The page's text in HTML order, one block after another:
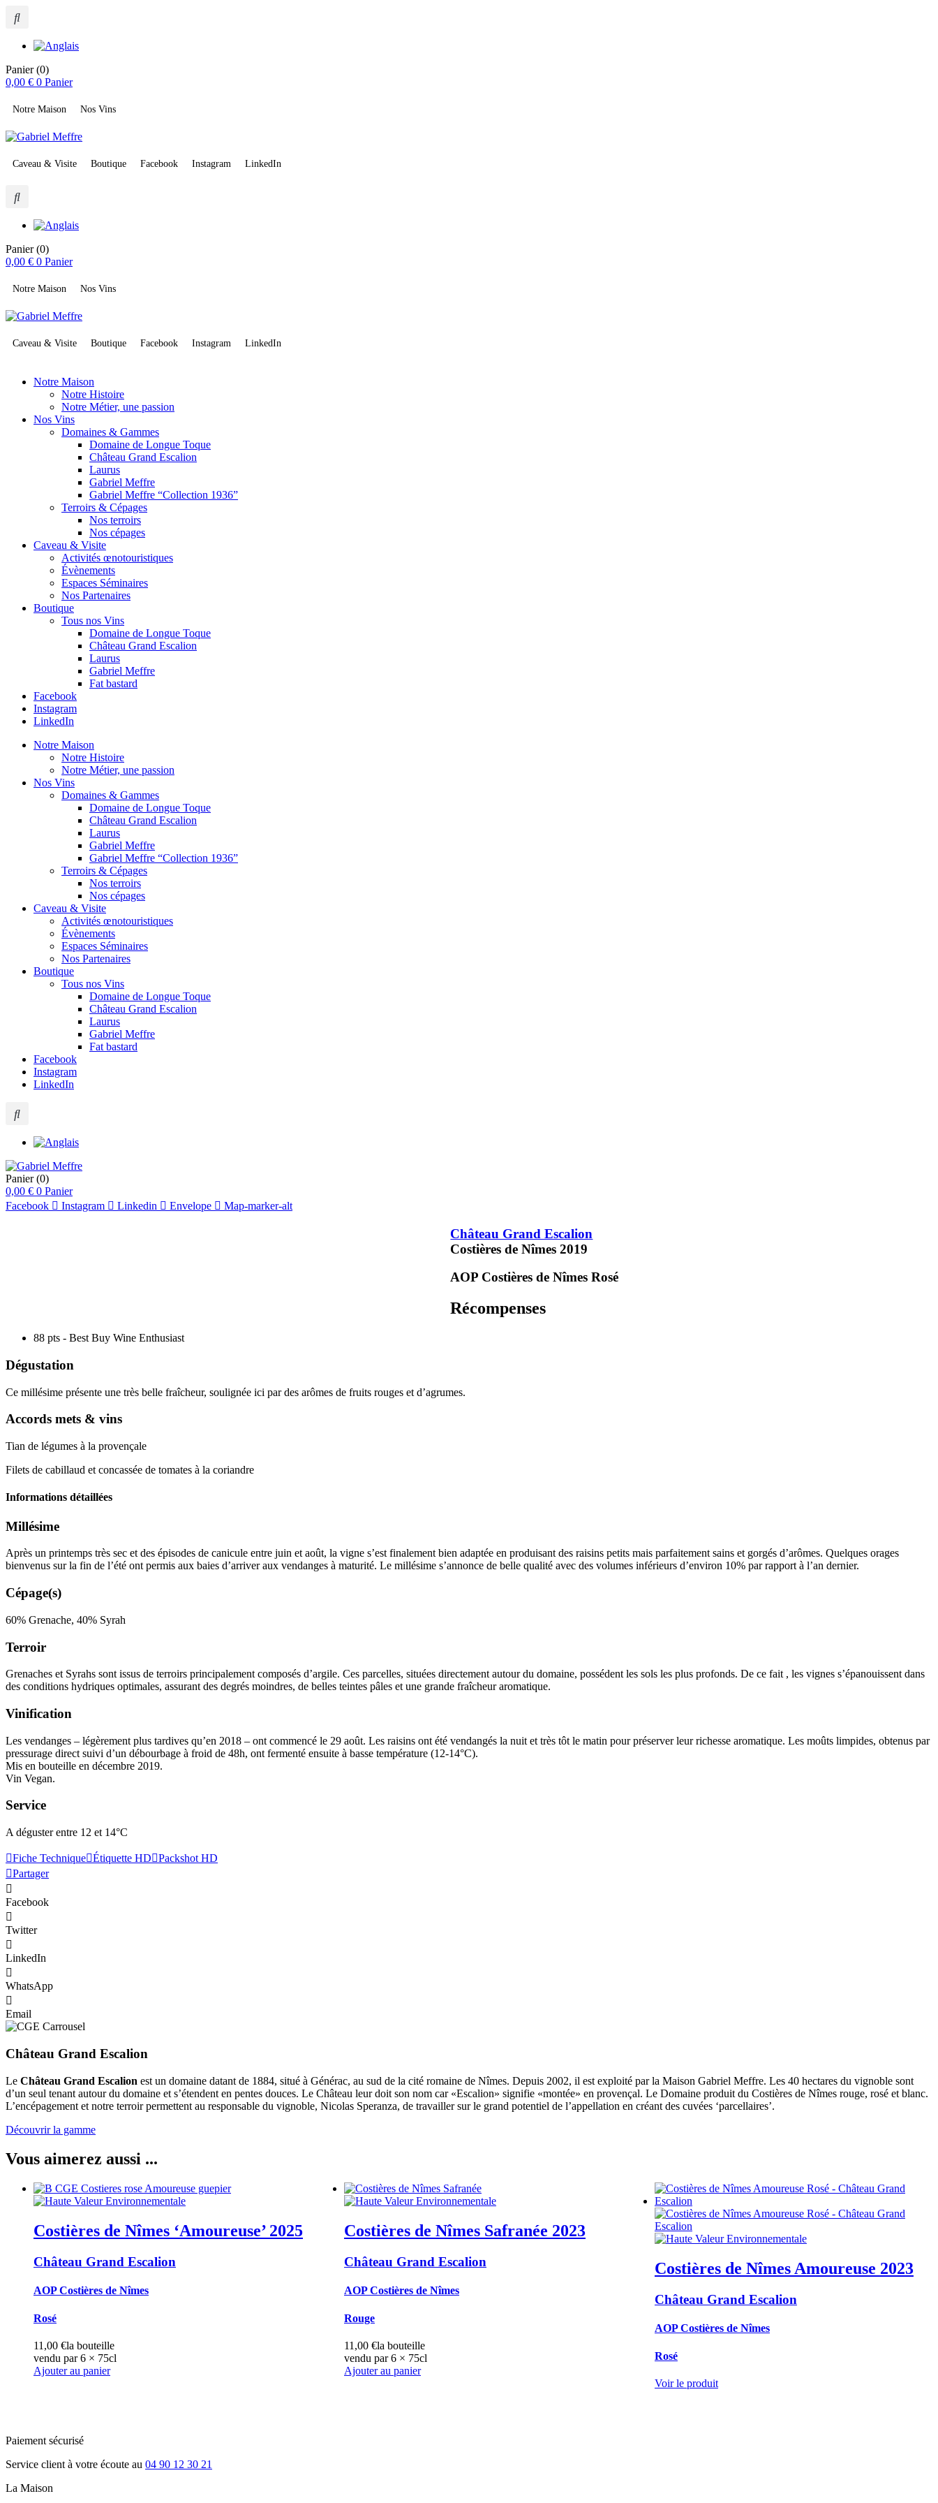
Panier (0)
0,00 € 0 Panier
Notre Maison Nos Vins
Caveau & Visite Boutique Facebook Instagram LinkedIn
Panier (0)
0,00 € 0 Panier
Notre Maison Nos Vins
Caveau & Visite Boutique Facebook Instagram LinkedIn
Notre Maison
Notre Histoire
Notre Métier, une passion
Nos Vins
Domaines & Gammes
Domaine de Longue Toque
Château Grand Escalion
Laurus
Gabriel Meffre
Gabriel Meffre “Collection 1936”
Terroirs & Cépages
Nos terroirs
Nos cépages
Caveau & Visite
Activités œnotouristiques
Évènements
Espaces Séminaires
Nos Partenaires
Boutique
Tous nos Vins
Domaine de Longue Toque
Château Grand Escalion
Laurus
Gabriel Meffre
Fat bastard
Facebook
Instagram
LinkedIn
Notre Maison
Notre Histoire
Notre Métier, une passion
Nos Vins
Domaines & Gammes
Domaine de Longue Toque
Château Grand Escalion
Laurus
Gabriel Meffre
Gabriel Meffre “Collection 1936”
Terroirs & Cépages
Nos terroirs
Nos cépages
Caveau & Visite
Activités œnotouristiques
Évènements
Espaces Séminaires
Nos Partenaires
Boutique
Tous nos Vins
Domaine de Longue Toque
Château Grand Escalion
Laurus
Gabriel Meffre
Fat bastard
Facebook
Instagram
LinkedIn
Panier (0)
0,00 € 0 Panier
Facebook
Instagram Linkedin Envelope Map-marker-alt
Château Grand Escalion
Costières de Nîmes2019
AOP Costières de NîmesRosé
Récompenses
88 pts - Best Buy Wine Enthusiast
Dégustation
Ce millésime présente une très belle fraîcheur, soulignée ici par des arômes de fruits rouges et d’agrumes.
Accords mets & vins
Tian de légumes à la provençale
Filets de cabillaud et concassée de tomates à la coriandre
Informations détaillées
Millésime
Après un printemps très sec et des épisodes de canicule entre juin et août, la vigne s’est finalement bien adaptée en produisant des raisins petits mais parfaitement sains et gorgés d’arômes. Quelques orages
bienvenus sur la fin de l’été ont permis aux baies d’arriver aux vendanges à maturité. Le millésime s’annonce de belle qualité avec des volumes inférieurs d’environ 10% par rapport à l’an dernier.
Cépage(s)
60% Grenache, 40% Syrah
Terroir
Grenaches et Syrahs sont issus de terroirs principalement composés d’argile. Ces parcelles, situées directement autour du domaine, possédent les sols les plus profonds. De ce fait , les vignes s’épanouissent dans
des conditions hydriques optimales, assurant des degrés moindres, de belles teintes pâles et une grande fraîcheur aromatique.
Vinification
Les vendanges – légèrement plus tardives qu’en 2018 – ont commencé le 29 août. Les raisins ont été vendangés la nuit et très tôt le matin pour préserver leur richesse aromatique. Les moûts limpides, obtenus par
pressurage direct suivi d’un débourbage à froid de 48h, ont fermenté ensuite à basse température (12-14°C).
Mis en bouteille en décembre 2019.
Vin Vegan.
Service
A déguster entre 12 et 14°C
Fiche Technique Étiquette HD
Packshot HD
Partager
Facebook
Twitter
LinkedIn
WhatsApp
Email
Château Grand Escalion
Le Château Grand Escalion est un domaine datant de 1884, situé à Générac, au sud de la cité romaine de Nîmes. Depuis 2002, il est exploité par la Maison Gabriel Meffre. Les 40 hectares du vignoble sont
d’un seul tenant autour du domaine et s’étendent en pentes douces. Le Château leur doit son nom car «Escalion» signifie «montée» en provençal. Le Domaine produit du Costières de Nîmes rouge, rosé et blanc.
L’encépagement et notre terroir permettent au responsable du vignoble, Nicolas Speranza, de travailler sur le grand potentiel de l’appellation en créant des cuvées ‘parcellaires’.
Découvrir la gamme
Vous aimerez aussi ...
Costières de Nîmes ‘Amoureuse’ 2025
Château Grand Escalion
AOP Costières de Nîmes
Rosé
11,00 €la bouteille
vendu par 6 × 75cl
Ajouter au panier
Costières de Nîmes Safranée 2023
Château Grand Escalion
AOP Costières de Nîmes
Rouge
11,00 €la bouteille
vendu par 6 × 75cl
Ajouter au panier
Costières de Nîmes Amoureuse 2023
Château Grand Escalion
AOP Costières de Nîmes
Rosé
Voir le produit
Paiement sécurisé
Service client à votre écoute au 04 90 12 30 21
La Maison